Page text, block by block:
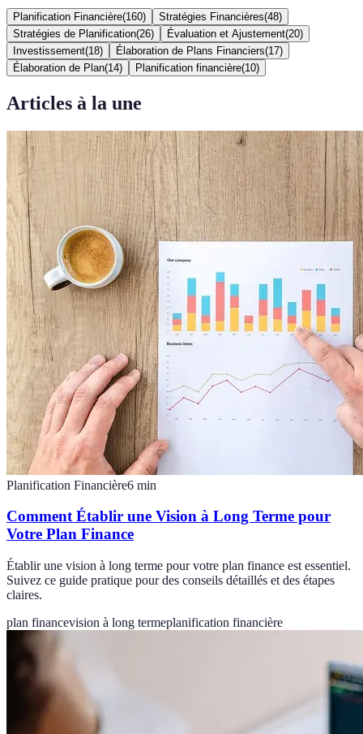
Planification Financière(160) Stratégies Financières(48)
Stratégies de Planification(26) Évaluation et Ajustement(20)
Investissement(18) Élaboration de Plans Financiers(17)
Élaboration de Plan(14) Planification financière(10)
Articles à la une
Planification Financière6 min
Comment Établir une Vision à Long Terme pour
Votre Plan Finance
Établir une vision à long terme pour votre plan finance est essentiel.
Suivez ce guide pratique pour des conseils détaillés et des étapes
claires.
plan financevision à long termeplanification financière